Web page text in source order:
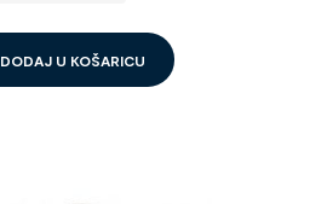
DODAJ U KOŠARICU